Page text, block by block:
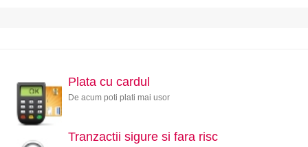
Plata cu cardul
De acum poti plati mai usor
Tranzactii sigure si fara risc